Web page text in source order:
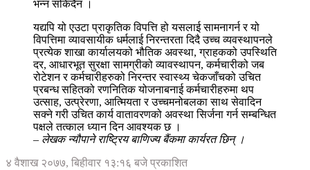
भन्न सकिदैन ।
यद्यपि यो एउटा प्राकृतिक विपत्ति हो यसलाई सामनागर्न र यो
विपत्तिमा व्यावसायीक धर्मलाई निरन्तरता दिदै उच्च व्यवस्थापनले
प्रत्येक शाखा कार्यालयको भौतिक अवस्था, ग्राहकको उपस्थिति
दर, आधारभूत सुरक्षा सामग्रीको व्यावस्थापन, कर्मचारीको जब
रोटेशन र कर्मचारीहरुको निरन्तर स्वास्थ्य चेकजाँचको उचित
प्रबन्ध सहितको रणनितिक योजनाबनाई कर्मचारीहरुमा थप
उत्साह, उत्प्रेरणा, आत्मियता र उच्चमनोबलका साथ सेवादिन
सक्ने गरी उचित कार्य वातावरणको अवस्था सिर्जना गर्न सम्बन्धित
पक्षले तत्काल ध्यान दिन आवश्यक छ ।
– लेखक न्यौपाने राष्ट्रिय बाणिज्य बैंकमा कार्यरत छिन् ।
४ वैशाख २०७७, बिहीवार १३:१६ बजे प्रकाशित